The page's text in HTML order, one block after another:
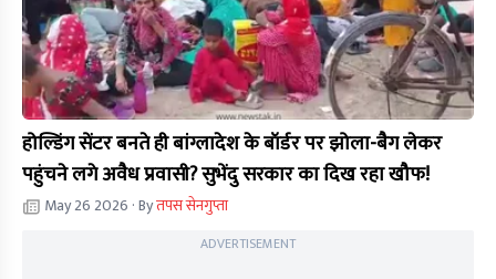
होल्डिंग सेंटर बनते ही बांग्लादेश के बॉर्डर पर झोला-बैग लेकर
पहुंचने लगे अवैध प्रवासी? सुभेंदु सरकार का दिख रहा खौफ!
May 26 2026 · Byतपस सेनगुप्ता
ADVERTISEMENT